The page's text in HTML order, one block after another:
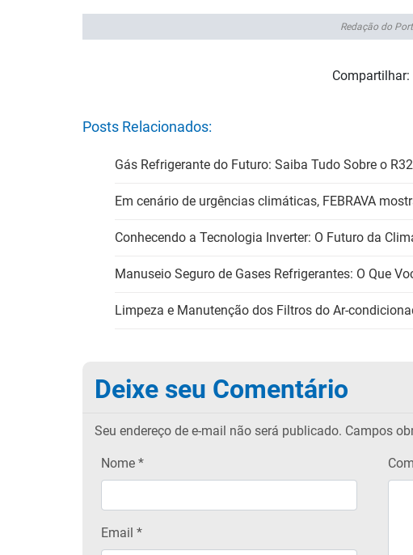
Redação do
Compartilhar:
Posts Relacionados:
Gás Refrigerante do Futuro: Saiba Tudo Sobre o
Em cenário de urgências climáticas, FEBRAVA
Conhecendo a Tecnologia Inverter: O Futuro da
Manuseio Seguro de Gases Refrigerantes: O Que
Limpeza e Manutenção dos Filtros do Ar-
Deixe seu Comentário
Seu endereço de e-mail não será publicado. Campos
Nome *
Email *